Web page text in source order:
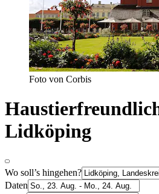
Foto von Corbis
Lidköping
Wo soll’s hingehen?
Daten